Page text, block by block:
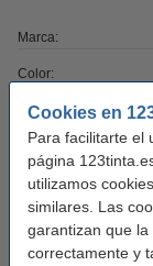
Cookies en
Para facilitarte el
página
utilizamos
similares. Las
garantizan que
correctamente y
Marca:
Color:
Material:
Grosor micras:
Tamaño papel:
Tipo perforación: